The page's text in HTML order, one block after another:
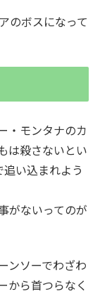
のボスになって
・モンタナのカ
は殺さないとい
い込まれよう
がないってのが
ンソーでわざわ
から首つらなく